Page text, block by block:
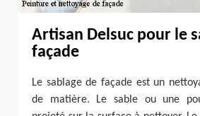
Artisan Delsuc pour le
façade
Le sablage de façade est un
de matière. Le sable ou une